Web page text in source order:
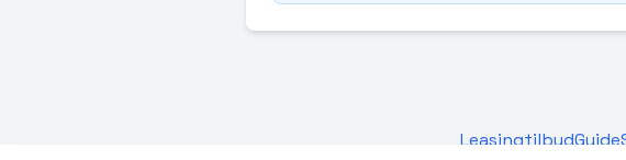
LeasingtilbudGuide